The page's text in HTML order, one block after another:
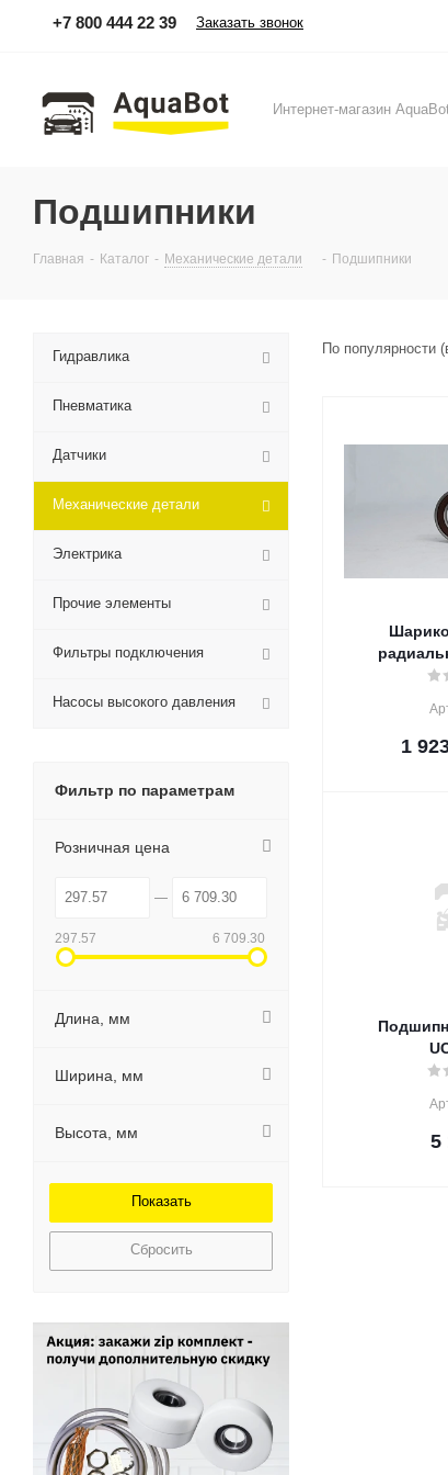
+7 800 444 22 39 Заказать звонок
Интернет-магазин
Подшипники
Главная - Каталог - Механические детали - Подшипники
По популярности
1
5
Гидравлика
Пневматика
Датчики
Механические детали
Электрика
Прочие элементы
Фильтры подключения
Насосы высокого давления
Фильтр по параметрам
Розничная цена
297.57 6 709.30
Длина, мм
Ширина, мм
Высота, мм
Сбросить